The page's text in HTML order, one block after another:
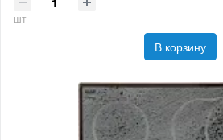
шт
В корзину